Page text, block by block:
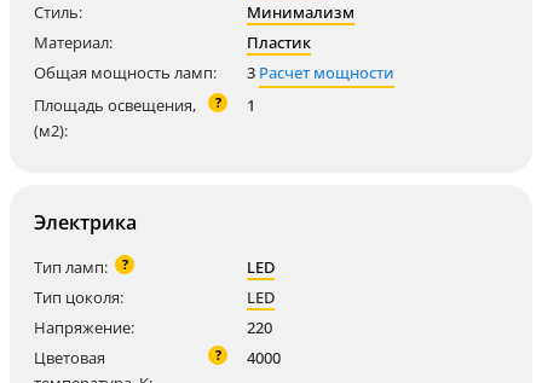
Стиль:
Минимализм
Материал:
Пластик
Общая мощность ламп:
3 Расчет мощности
Площадь освещения,
(м2):
? 1
Электрика
Тип ламп: ?
LED
Тип цоколя:
LED
Напряжение:
220
Цветовая
? 4000